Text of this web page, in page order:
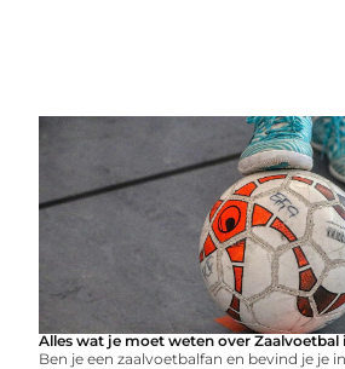
Alles wat je moet weten over Zaalvoetbal
Ben je een zaalvoetbalfan en bevind je je